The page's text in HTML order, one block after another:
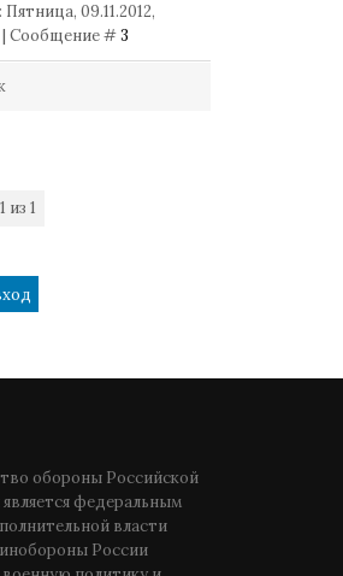
Пятница, 09.11.2012,
| Сообщение #3
1 из 1
обороны Российской
федеральным
власти
России